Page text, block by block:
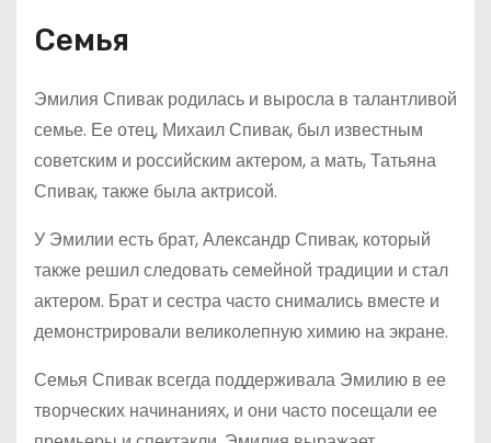
Семья
Эмилия Спивак родилась и выросла в талантливой
семье. Ее отец, Михаил Спивак, был известным
советским и российским актером, а мать, Татьяна
Спивак, также была актрисой.
У Эмилии есть брат, Александр Спивак, который
также решил следовать семейной традиции и стал
актером. Брат и сестра часто снимались вместе и
демонстрировали великолепную химию на экране.
Семья Спивак всегда поддерживала Эмилию в ее
творческих начинаниях, и они часто посещали ее